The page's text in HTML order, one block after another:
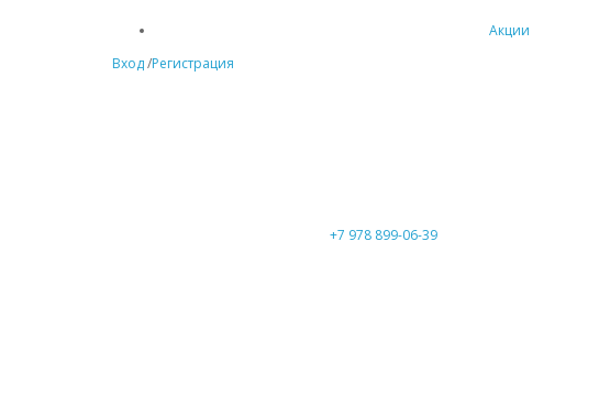
Акции
Вход/Регистрация
+7 978 899-06-39